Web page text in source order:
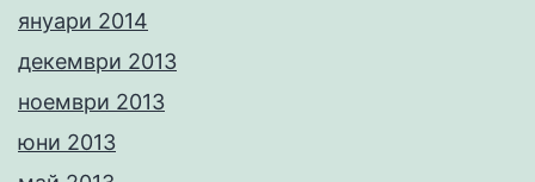
януари 2014
декември 2013
ноември 2013
юни 2013